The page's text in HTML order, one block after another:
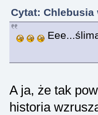
Cytat: Chlebusia
A ja, że tak
historia